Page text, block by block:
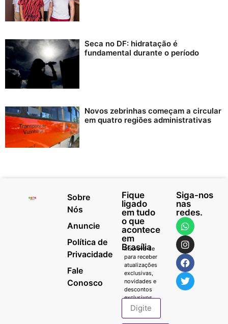
Seca no DF: hidratação é
fundamental durante o período
Novos zebrinhas começam a circular
em quatro regiões administrativas
Sobre
Nós
Anuncie
Política de
Privacidade
Fale
Conosco
Fique
ligado
em tudo
o que
acontece
em
Brasília
Inscreva-se
para receber
atualizações
exclusivas,
novidades e
descontos
exclusivos.
Siga-nos
nas
redes.